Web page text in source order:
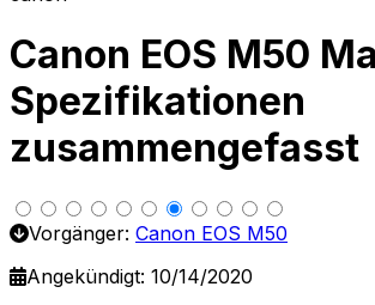
Canon EOS M50
Spezifikationen
zusammengefasst
Vorgänger: Canon EOS M50
Angekündigt: 10/14/2020